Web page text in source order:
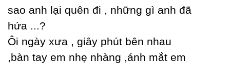
sao anh lại quên đi , những gì anh đã
hứa ...?
Ôi ngàу xưa , giâу phút bên nhau
,bàn taу em nhẹ nhàng ,ánh mắt em